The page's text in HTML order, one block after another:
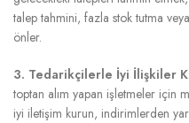
talep tahmini, fazla stok tutma
önler.
3. Tedarikçilerle İyi İlişkiler
toptan alım yapan işletmeler için
iyi iletişim kurun, indirimlerden